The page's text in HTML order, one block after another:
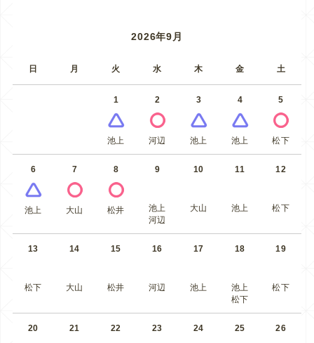
2026年9月
日 月 火 水 木 金 土
1
池上
2
河辺
3
池上
4
池上
5
松下
6
池上
7
大山
8
松井
9
池上
河辺
10
大山
11
池上
12
松下
13
松下
14
大山
15
松井
16
河辺
17
池上
18
池上
松下
19
松下
20 21 22 23 24 25 26